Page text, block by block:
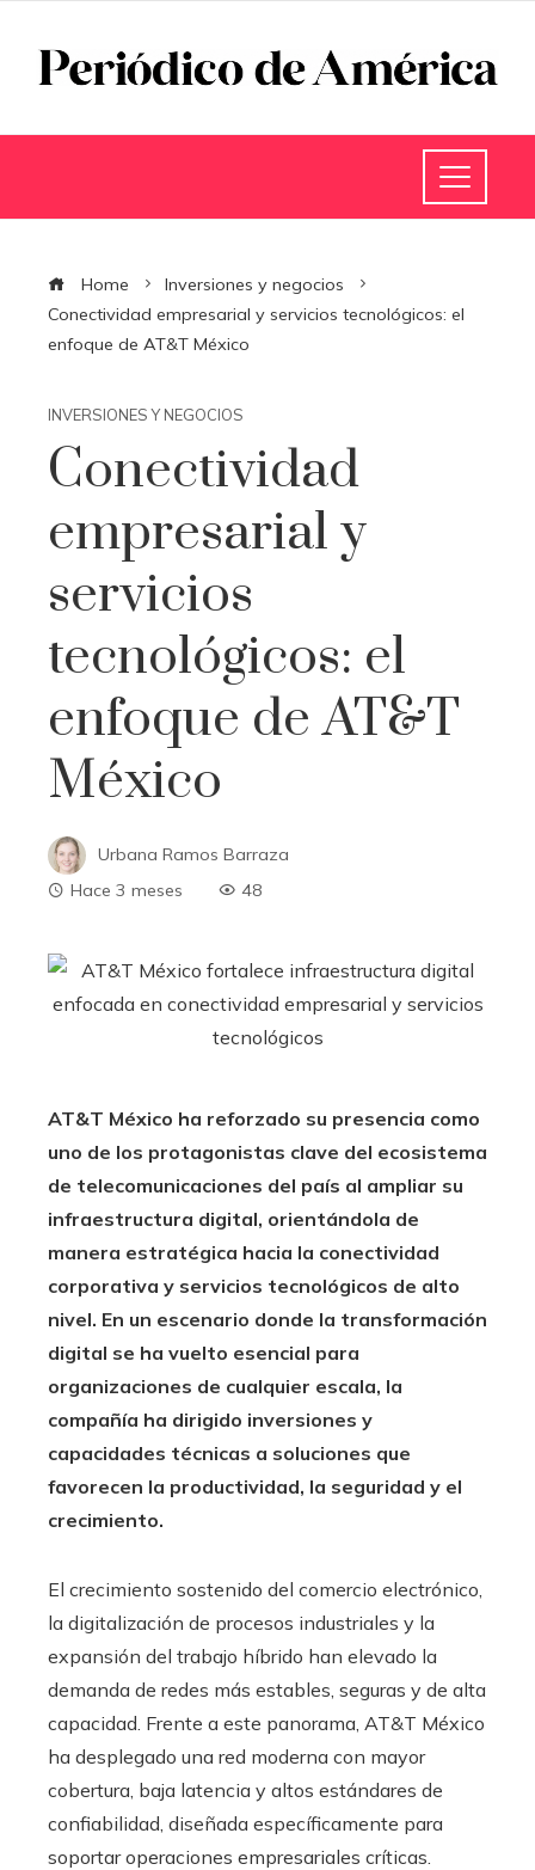
Home
Inversiones y negocios
Conectividad empresarial y servicios tecnológicos: el
enfoque de AT&T México
INVERSIONES Y NEGOCIOS
Conectividad
empresarial y
servicios
tecnológicos: el
enfoque de AT&T
México
Urbana Ramos Barraza
Hace 3 meses
48
AT&T México ha reforzado su presencia como
uno de los protagonistas clave del ecosistema
de telecomunicaciones del país al ampliar su
infraestructura digital, orientándola de
manera estratégica hacia la conectividad
corporativa y servicios tecnológicos de alto
nivel. En un escenario donde la transformación
digital se ha vuelto esencial para
organizaciones de cualquier escala, la
compañía ha dirigido inversiones y
capacidades técnicas a soluciones que
favorecen la productividad, la seguridad y el
crecimiento.
El crecimiento sostenido del comercio electrónico,
la digitalización de procesos industriales y la
expansión del trabajo híbrido han elevado la
demanda de redes más estables, seguras y de alta
capacidad. Frente a este panorama, AT&T México
ha desplegado una red moderna con mayor
cobertura, baja latencia y altos estándares de
confiabilidad, diseñada específicamente para
soportar operaciones empresariales críticas.